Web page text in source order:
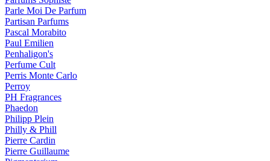
Parle Moi De Parfum
Partisan Parfums
Pascal Morabito
Paul Emilien
Penhaligon's
Perfume Cult
Perris Monte Carlo
Perroy
PH Fragrances
Phaedon
Philipp Plein
Philly & Phill
Pierre Cardin
Pierre Guillaume